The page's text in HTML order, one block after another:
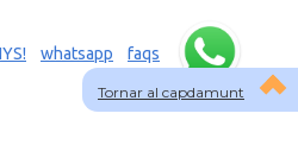
Tornar al capdamunt
whatsapp faqs